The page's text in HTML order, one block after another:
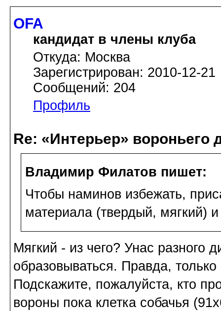
OFA
кандидат в члены клуба
Откуда: Москва
Зарегистрирован: 2010-12-21
Сообщений: 204
Профиль
Re: «Интерьер» вороньего
Владимир Филатов пишет:
Чтобы наминов избежать,
материала (твердый, мягкий)
Мягкий - из чего? Унас разного
образовываться. Правда,
Подскажите, пожалуйста, кто
вороны пока клетка собачья